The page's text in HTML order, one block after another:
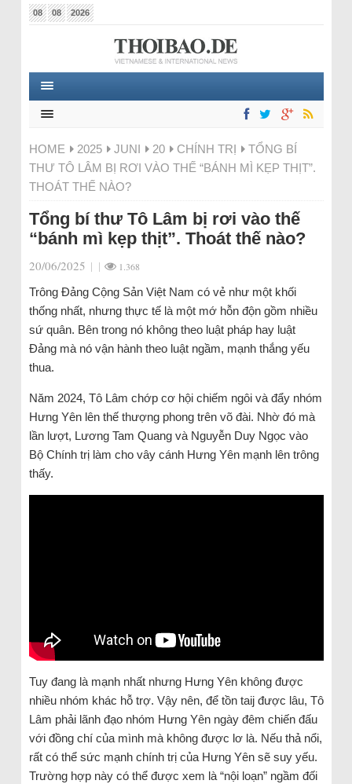
08 08 2026
HOME 2025 JUNI 20 CHÍNH TRỊ
TỔNG BÍ
THƯ TÔ LÂM BỊ RƠI VÀO THẾ “BÁNH MÌ KẸP THỊT”.
THOÁT THẾ NÀO?
Tổng bí thư Tô Lâm bị rơi vào thế
“bánh mì kẹp thịt”. Thoát thế nào?
20/06/2025 | | 1.368
Trông Đảng Cộng Sản Việt Nam có vẻ như một khối
thống nhất, nhưng thực tế là một mớ hỗn độn gồm nhiều
sứ quân. Bên trong nó không theo luật pháp hay luật
Đảng mà nó vận hành theo luật ngầm, mạnh thắng yếu
thua.
Năm 2024, Tô Lâm chớp cơ hội chiếm ngôi và đẩy nhóm
Hưng Yên lên thế thượng phong trên võ đài. Nhờ đó mà
lần lượt, Lương Tam Quang và Nguyễn Duy Ngọc vào
Bộ Chính trị làm cho vây cánh Hưng Yên mạnh lên trông
thấy.
Tuy đang là mạnh nhất nhưng Hưng Yên không được
nhiều nhóm khác hỗ trợ. Vậy nên, để tồn taij được lâu, Tô
Lâm phải lãnh đạo nhóm Hưng Yên ngày đêm chiến đấu
với đồng chí của mình mà không được lơ là. Nếu thả nổi,
rất có thể sức mạnh chính trị của Hưng Yên sẽ suy yếu.
Trường hợp này có thể được xem là “nội loạn” ngầm đối